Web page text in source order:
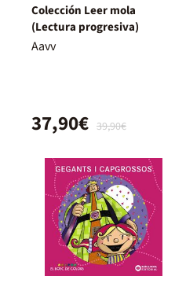
Colección Leer mola
(Lectura progresiva)
Aavv
39,90€
37,90€